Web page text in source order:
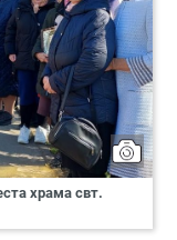
храма свт.